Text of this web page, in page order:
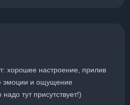
хорошее настроение, прилив
эмоции и ощущение
тут присутствует!)